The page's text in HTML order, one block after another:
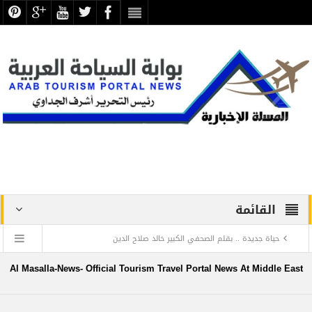
القائمة
حياة جديدة .. بقلم الصحفي الكبير خالد صلاح الدين
دراسة علمية ترصد الاكتشافات الأثرية والتطوير بجبانة الشاطبي
Al Masalla-News- Official Tourism Travel Portal News At Middle East